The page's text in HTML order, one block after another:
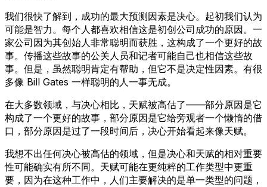
我们很快了解到，成功的最大预测因素是决心。起初我们认为
可能是智力。每个人都喜欢相信这是初创公司成功的原因。一
家公司因为其创始人非常聪明而获胜，这构成了一个更好的故
事。传播这些故事的公关人员和记者可能自己也相信这些故
事。但是，虽然聪明肯定有帮助，但它不是决定性因素。有很
多像 Bill Gates 一样聪明的人一事无成。
在大多数领域，与决心相比，天赋被高估了——部分原因是它
构成了一个更好的故事，部分原因是它给旁观者一个懒惰的借
口，部分原因是过了一段时间后，决心开始看起来像天赋。
我想不出任何决心被高估的领域，但是决心和天赋的相对重要
性可能确实有所不同。天赋可能在更纯粹的工作类型中更重
要，因为在这种工作中，人们主要解决的是单一类型的问题，